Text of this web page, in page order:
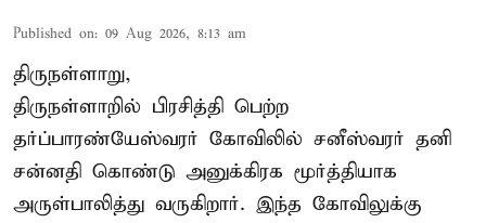
Published on: 09 Aug 2026, 8:13 am
திருநள்ளாறு,
திருநள்ளாறில் பிரசித்தி பெற்ற
தர்ப்பாரண்யேஸ்வரர் கோவிலில் சனீஸ்வரர் தனி
சன்னதி கொண்டு அனுக்கிரக மூர்த்தியாக
அருள்பாலித்து வருகிறார். இந்த கோவிலுக்கு